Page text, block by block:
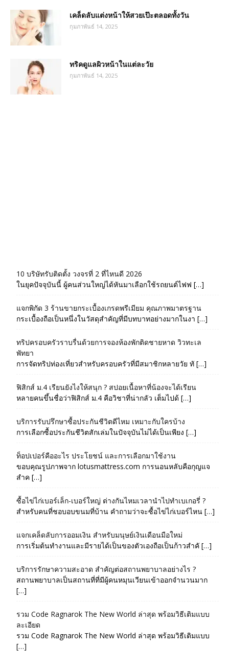
เคล็ดลับแต่งหน้าให้สวยเป๊ะตลอดทั้งวัน
กุมภาพันธ์ 14, 2025
ทริคดูแลผิวหน้าในแต่ละวัย
กุมภาพันธ์ 14, 2025
10 บริษัทรับติดตั้ง วงจรที่ 2 ที่ไหนดี 2026
ในยุคปัจจุบันนี้ ผู้คนส่วนใหญ่ได้หันมาเลือกใช้รถยนต์ไฟฟ […]
แจกพิกัด 3 ร้านขายกระเบื้องเกรดพรีเมียม คุณภาพมาตรฐาน
กระเบื้องถือเป็นหนึ่งในวัสดุสำคัญที่มีบทบาทอย่างมากในงา […]
ทริปครอบครัวราบรื่นด้วยการจองห้องพักติดชายหาด วิวทะเล
พัทยา
การจัดทริปท่องเที่ยวสำหรับครอบครัวที่มีสมาชิกหลายวัย ทั […]
ฟิสิกส์ ม.4 เรียนยังไงให้สนุก ? สปอยเนื้อหาที่น้องจะได้เรียน
หลายคนขึ้นชื่อว่าฟิสิกส์ ม.4 คือวิชาที่น่ากลัว เต็มไปด้ […]
บริการรับปรึกษาซื้อประกันชีวิตดีไหม เหมาะกับใครบ้าง
การเลือกซื้อประกันชีวิตสักเล่มในปัจจุบันไม่ได้เป็นเพียง […]
ท็อปเปอร์คืออะไร ประโยชน์ และการเลือกมาใช้งาน
ขอบคุณรูปภาพจาก lotusmattress.com การนอนหลับคือกุญแจ
สำค […]
ซื้อไข่ไก่เบอร์เล็ก-เบอร์ใหญ่ ต่างกันไหมเวลานำไปทำเบเกอรี่ ?
สำหรับคนที่ชอบอบขนมที่บ้าน คำถามว่าจะซื้อไข่ไก่เบอร์ไหน […]
แจกเคล็ดลับการออมเงิน สำหรับมนุษย์เงินเดือนมือใหม่
การเริ่มต้นทำงานและมีรายได้เป็นของตัวเองถือเป็นก้าวสำคั […]
บริการรักษาความสะอาด สำคัญต่อสถานพยาบาลอย่างไร ?
สถานพยาบาลเป็นสถานที่ที่มีผู้คนหมุนเวียนเข้าออกจำนวนมาก
[…]
รวม Code Ragnarok The New World ล่าสุด พร้อมวิธีเติมแบบ
ละเอียด
รวม Code Ragnarok The New World ล่าสุด พร้อมวิธีเติมแบบ
[…]